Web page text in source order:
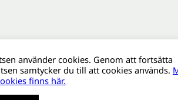
använder cookies. Genom att fortsätta
samtycker du till att cookies används.
finns här.